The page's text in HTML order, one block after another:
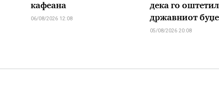
кафеана
06/08/2026 12:08
дека го оштетил
државниот
05/08/2026 20:08